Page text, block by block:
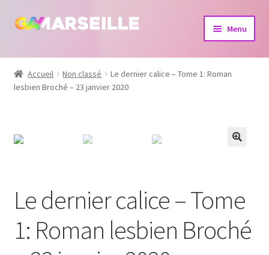
Aller
navigation
Aller
Menu
Boutique
Bijoux
Accueil Non classé
Le dernier calice – Tome 1: Roman
lesbien Broché – 23 janvier 2020
Le dernier calice – Tome
1: Roman lesbien Broché